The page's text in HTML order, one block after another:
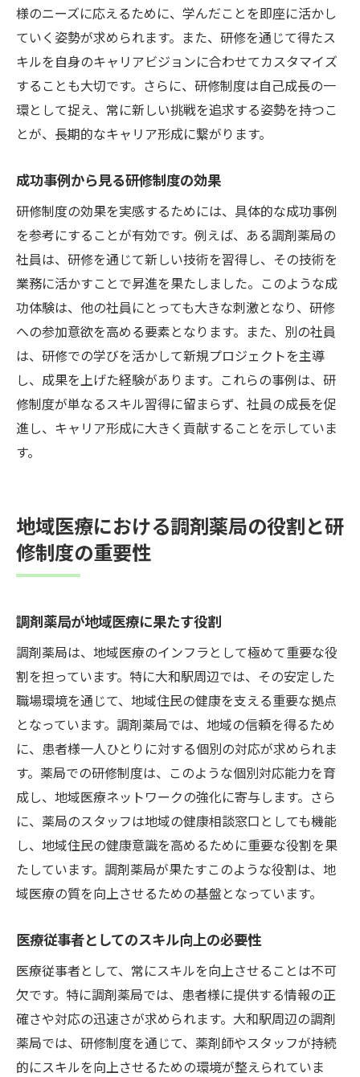
挑戦し続けるために必要な研修の選び方
自分のキャリアに合った研修制度の見極め
方
変化に対応するための柔軟な研修プログラ
ム
研修
キャリアのステージに応じた研修の選択
未来を見据えた研修制度の活用術
様のニーズに応えるために、学んだことを即座に活かし
ていく姿勢が求められます。また、研修を通じて得たス
キルを自身のキャリアビジョンに合わせてカスタマイズ
することも大切です。さらに、研修制度は自己成長の一
環として捉え、常に新しい挑戦を追求する姿勢を持つこ
とが、長期的なキャリア形成に繋がります。
成功事例から見る研修制度の効果
研修制度の効果を実感するためには、具体的な成功事例
を参考にすることが有効です。例えば、ある調剤薬局の
社員は、研修を通じて新しい技術を習得し、その技術を
業務に活かすことで昇進を果たしました。このような成
功体験は、他の社員にとっても大きな刺激となり、研修
への参加意欲を高める要素となります。また、別の社員
は、研修での学びを活かして新規プロジェクトを主導
し、成果を上げた経験があります。これらの事例は、研
修制度が単なるスキル習得に留まらず、社員の成長を促
進し、キャリア形成に大きく貢献することを示していま
す。
地域医療における調剤薬局の役割と研
修制度の重要性
調剤薬局が地域医療に果たす役割
調剤薬局は、地域医療のインフラとして極めて重要な役
割を担っています。特に大和駅周辺では、その安定した
職場環境を通じて、地域住民の健康を支える重要な拠点
となっています。調剤薬局では、地域の信頼を得るため
に、患者様一人ひとりに対する個別の対応が求められま
す。薬局での研修制度は、このような個別対応能力を育
成し、地域医療ネットワークの強化に寄与します。さら
に、薬局のスタッフは地域の健康相談窓口としても機能
し、地域住民の健康意識を高めるために重要な役割を果
たしています。調剤薬局が果たすこのような役割は、地
域医療の質を向上させるための基盤となっています。
医療従事者としてのスキル向上の必要性
医療従事者として、常にスキルを向上させることは不可
欠です。特に調剤薬局では、患者様に提供する情報の正
確さや対応の迅速さが求められます。大和駅周辺の調剤
薬局では、研修制度を通じて、薬剤師やスタッフが持続
的にスキルを向上させるための環境が整えられていま